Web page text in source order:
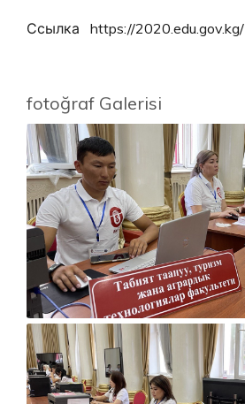
Ссылка https://2020.edu.gov.kg/
fotoğraf Galerisi